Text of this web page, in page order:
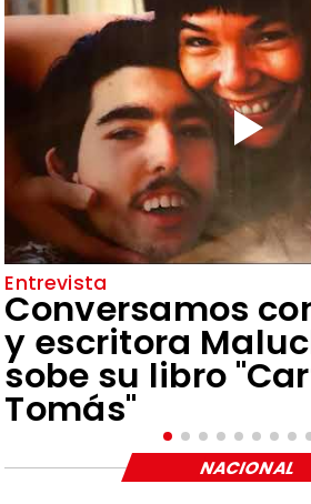
Entrevista
Conversamos
y escritora
sobe su libro
Tomás"
NACIONAL